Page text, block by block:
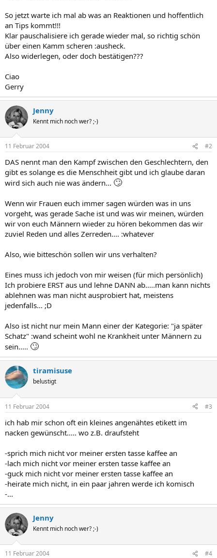
So jetzt warte ich mal ab was an Reaktionen und hoffentlich
an Tips kommt!!!
Klar pauschalisiere ich gerade wieder mal, so richtig schön
über einen Kamm scheren :ausheck.
Also widerlegen, oder doch bestätigen???
Ciao
Gerry
Jenny
Kennt mich noch wer? ;-)
11 Februar 2004 #2
DAS nennt man den Kampf zwischen den Geschlechtern, den
gibt es solange es die Menschheit gibt und ich glaube daran
wird sich auch nie was ändern... 🙄
Wenn wir Frauen euch immer sagen würden was in uns
vorgeht, was gerade Sache ist und was wir meinen, würden
wir von euch Männern wieder zu hören bekommen das wir
zuviel Reden und alles Zerreden.... :whatever
Also, wie bitteschön sollen wir uns verhalten?
Eines muss ich jedoch von mir weisen (für mich persönlich)
Ich probiere ERST aus und lehne DANN ab.....man kann nichts
ablehnen was man nicht ausprobiert hat, meistens
jedenfalls... ;D
Also ist nicht nur mein Mann einer der Kategorie: "ja später
Schatz" :wand scheint wohl ne Krankheit unter Männern zu
sein..... 🙄
tiramisuse
belustigt
11 Februar 2004 #3
ich hab mir schon oft ein kleines angenähtes etikett im
nacken gewünscht..... wo z.B. draufsteht
-sprich mich nicht vor meiner ersten tasse kaffee an
-lach mich nicht vor meiner ersten tasse kaffee an
-guck mich nicht vor meiner ersten tasse kaffee an
-heirate mich nicht, in ein paar jahren werde ich komisch
-...
Jenny
Kennt mich noch wer? ;-)
11 Februar 2004 #4